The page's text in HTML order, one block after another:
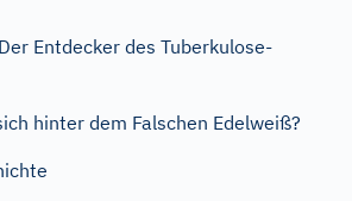
Entdecker des Tuberkulose-
hinter dem Falschen Edelweiß?